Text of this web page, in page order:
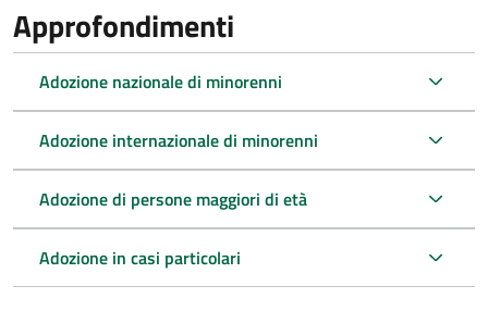
Approfondimenti
Adozione nazionale di minorenni
Adozione internazionale di minorenni
Adozione di persone maggiori di età
Adozione in casi particolari